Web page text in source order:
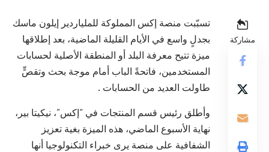
مشاركة
تسبّبت منصة إكس المملوكة للملياردير إيلون ماسك
بجدلٍ واسع في الأيام القليلة الماضية، بعد إطلاقها
ميزة تتيح معرفة البلد أو المنطقة الأصلية لحسابات
المستخدمين، فاتحةً الباب أمام موجة بحث وتقصٍّ
طاولت العديد من الحسابات .
وأطلق رئيس قسم المنتجات في “إكس”، نيكيتا بير،
نهاية الأسبوع الماضي، هذه الميزة بغية تعزيز
الشفافية على منصة يرى خبراء التكنولوجيا أنها